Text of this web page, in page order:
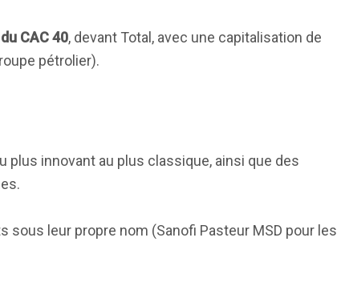
CAC 40, devant Total, avec une capitalisation de
pétrolier).
innovant au plus classique, ainsi que des
leur propre nom (Sanofi Pasteur MSD pour les